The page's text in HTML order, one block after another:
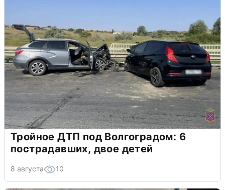
Тройное ДТП под Волгоградом: 6
пострадавших, двое детей
8 августа 10